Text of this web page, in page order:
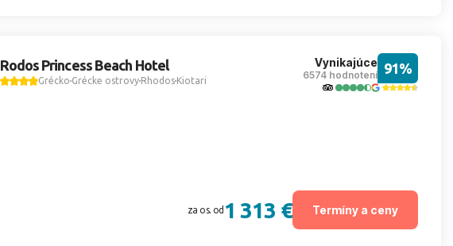
Rodos Princess Beach Hotel
GréckoGrécke ostrovyRhodosKiotari
Vynikajúce
6574 hodnotení 91%
za os. od 1 313 € Termíny a ceny